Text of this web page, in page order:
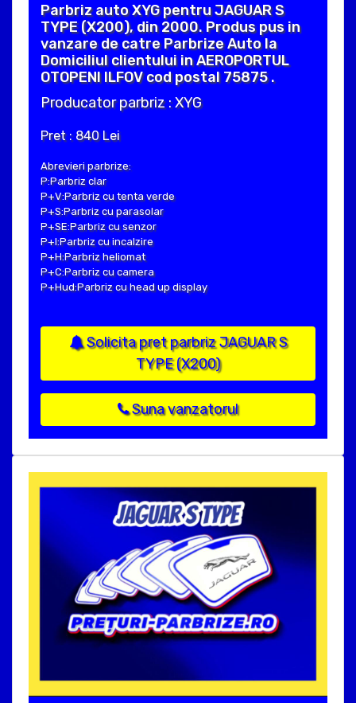
Parbriz auto XYG pentru JAGUAR S
TYPE (X200), din 2000. Produs pus in
vanzare de catre Parbrize Auto la
Domiciliul clientului in AEROPORTUL
OTOPENI ILFOV cod postal 75875 .
Producator parbriz : XYG
Pret : 840 Lei
Abrevieri parbrize:
P:Parbriz clar
P+V:Parbriz cu tenta verde
P+S:Parbriz cu parasolar
P+SE:Parbriz cu senzor
P+I:Parbriz cu incalzire
P+H:Parbriz heliomat
P+C:Parbriz cu camera
P+Hud:Parbriz cu head up display
Solicita pret parbriz JAGUAR S
TYPE (X200)
Suna vanzatorul